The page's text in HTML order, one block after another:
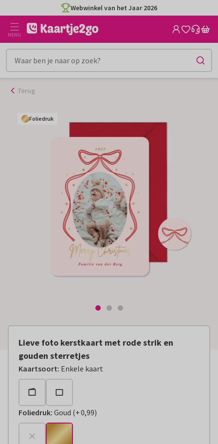
naar
inhoud
Webwinkel van het Jaar 2026
MENU
Terug
Foliedruk
Foliedruk
Foliedruk
Lieve foto kerstkaart met rode strik en
gouden sterretjes
Kaartsoort: Enkele kaart
Foliedruk: Goud (
+€ 0,99
+0,99)